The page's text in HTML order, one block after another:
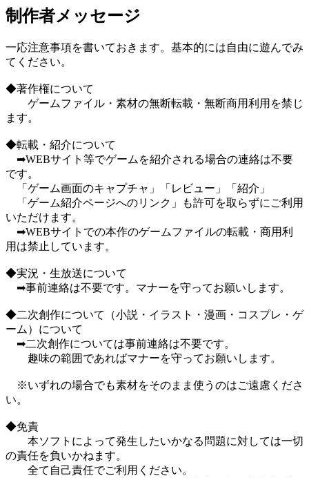
制作者メッセージ
一応注意事項を書いておきます。基本的には自由に遊んでみ
てください。
◆著作権について
ゲームファイル・素材の無断転載・無断商用利用を禁じ
ます。
◆転載・紹介について
➡WEBサイト等でゲームを紹介される場合の連絡は不要
です。
「ゲーム画面のキャプチャ」「レビュー」「紹介」
「ゲーム紹介ページへのリンク」も許可を取らずにご利用
いただけます。
➡WEBサイトでの本作のゲームファイルの転載・商用利
用は禁止しています。
◆実況・生放送について
➡事前連絡は不要です。マナーを守ってお願いします。
◆二次創作について（小説・イラスト・漫画・コスプレ・ゲ
ーム）について
➡二次創作については事前連絡は不要です。
趣味の範囲であればマナーを守ってお願いします。
※いずれの場合でも素材をそのまま使うのはご遠慮くださ
い。
◆免責
本ソフトによって発生したいかなる問題に対しては一切
の責任を負いかねます。
全て自己責任でご利用ください。